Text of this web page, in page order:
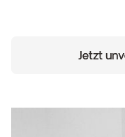
Jetzt
Jetzt